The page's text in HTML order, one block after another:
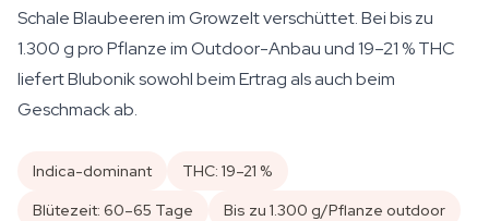
Schale Blaubeeren im Growzelt verschüttet. Bei bis zu
1.300 g pro Pflanze im Outdoor-Anbau und 19–21 % THC
liefert Blubonik sowohl beim Ertrag als auch beim
Geschmack ab.
Indica-dominant
THC: 19–21 %
Blütezeit: 60–65 Tage
Bis zu 1.300 g/Pflanze outdoor